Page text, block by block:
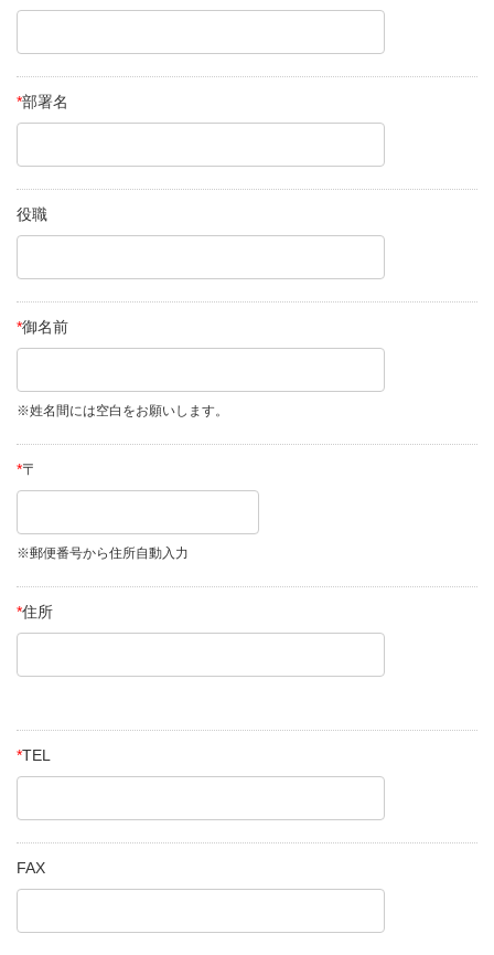
*部署名
役職
*御名前
※姓名間には空白をお願いします。
*〒
※郵便番号から住所自動入力
*住所
*TEL
FAX